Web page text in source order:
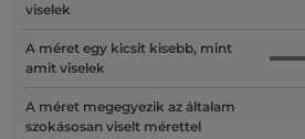
viselek
A méret egy kicsit kisebb, mint
amit viselek
A méret megegyezik az általam
szokásosan viselt mérettel